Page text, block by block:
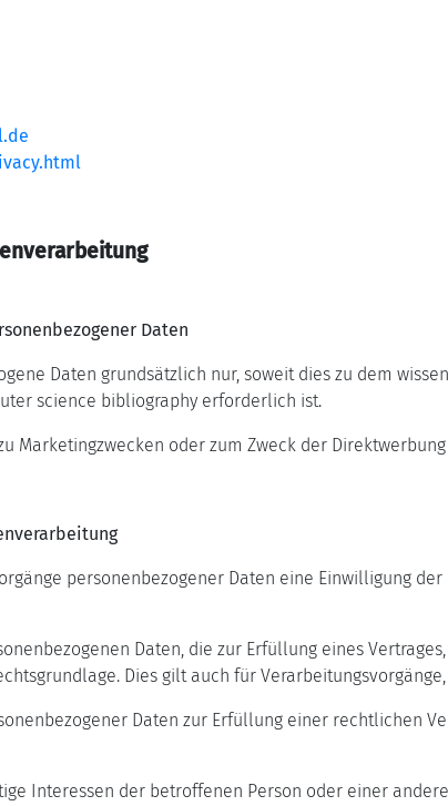
Daten
Daten grundsätzlich nur, soweit dies zu dem
science bibliography erforderlich ist.
Marketingzwecken oder zum Zweck der
personenbezogener Daten eine Einwilligung
Daten, die zur Erfüllung eines
Dies gilt auch für
Daten zur Erfüllung einer rechtlichen
Interessen der betroffenen Person oder einer